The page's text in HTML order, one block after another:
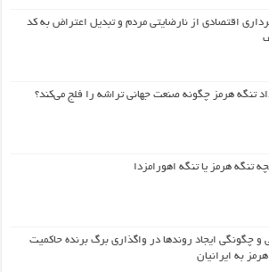
اقتصادی از نارضایتی مردم و تبدیل اعتراض به کد
تنگه هرمز چگونه صنعت جهانی تراشه را فلج می‌کند؟
تنگه هرمز یا تنگه اهورامزدا
و چگونگی ایجاد روندها در واگذاری برگ برنده حاکمیت
به ایرانیان